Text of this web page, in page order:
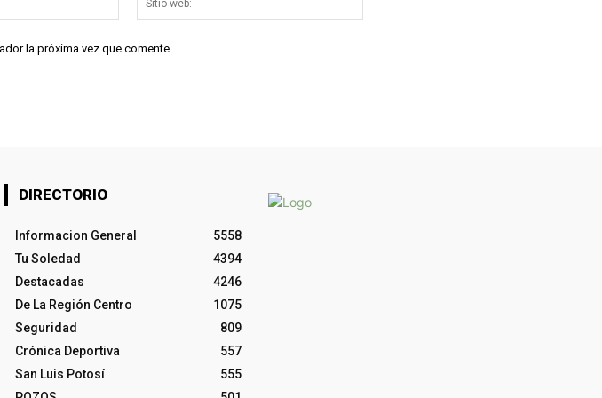
electrónico:*
web:
la próxima vez que comente.
DIRECTORIO
Informacion General
5558
Tu Soledad
4394
Destacadas
4246
De La Región Centro
1075
Seguridad
809
Crónica Deportiva
557
San Luis Potosí
555